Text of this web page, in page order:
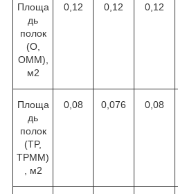
Площа
дь
полок
(O,
OMM),
м2
0,12 0,12 0,12
Площа
дь
полок
(TP,
TPMM)
, м2
0,08 0,076 0,08